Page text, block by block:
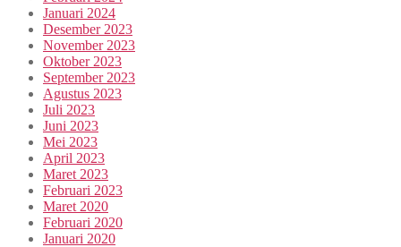
Januari 2024
Desember 2023
November 2023
Oktober 2023
September 2023
Agustus 2023
Juli 2023
Juni 2023
Mei 2023
April 2023
Maret 2023
Februari 2023
Maret 2020
Februari 2020
Januari 2020